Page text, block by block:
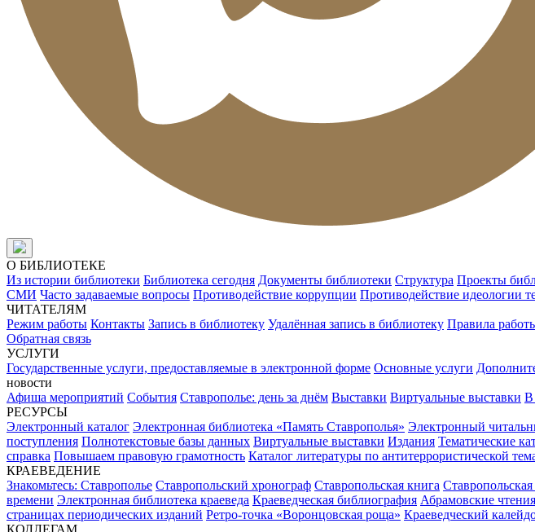
О БИБЛИОТЕКЕ
Из истории библиотеки Библиотека сегодня Документы библиотеки Структура Проекты
СМИ Часто задаваемые вопросы Противодействие коррупции Противодействие идеологии
ЧИТАТЕЛЯМ
Режим работы Контакты Запись в библиотеку Удалённая запись в библиотеку Правила
Обратная связь
УСЛУГИ
Государственные услуги, предоставляемые в электронной форме Основные услуги
новости
Афиша мероприятий События Ставрополье: день за днём Выставки Виртуальные выставки В
РЕСУРСЫ
Электронный каталог Электронная библиотека «Память Ставрополья» Электронный
поступления Полнотекстовые базы данных Виртуальные выставки Издания Тематические
справка Повышаем правовую грамотность Каталог литературы по антитеррористической
КРАЕВЕДЕНИЕ
Знакомьтесь: Ставрополье Ставропольский хронограф Ставропольская книга
времени Электронная библиотека краеведа Краеведческая библиография Абрамовские чтения
страницах периодических изданий Ретро-точка «Воронцовская роща» Краеведческий
КОЛЛЕГАМ